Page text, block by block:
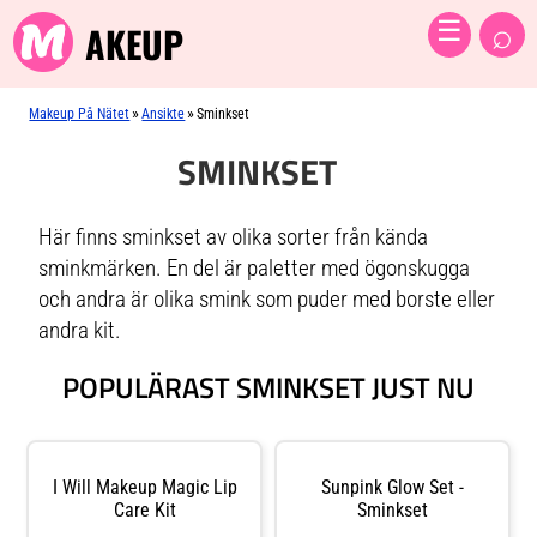
AKEUP ☰ ⌕
Makeup På Nätet »Ansikte »Sminkset
SMINKSET
Här finns sminkset av olika sorter från kända
sminkmärken. En del är paletter med ögonskugga
och andra är olika smink som puder med borste eller
andra kit.
POPULÄRAST SMINKSET JUST NU
I Will Makeup Magic Lip
Care Kit
Sunpink Glow Set -
Sminkset